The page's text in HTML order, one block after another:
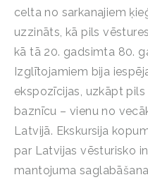
celta no sarkanajiem
uzzināts, kā pils
kā tā 20. gadsimta 80.
Izglītojamiem bija
ekspozīcijas, uzkāpt
baznīcu – vienu no
Latvijā. Ekskursija
par Latvijas vēsturisko
mantojuma